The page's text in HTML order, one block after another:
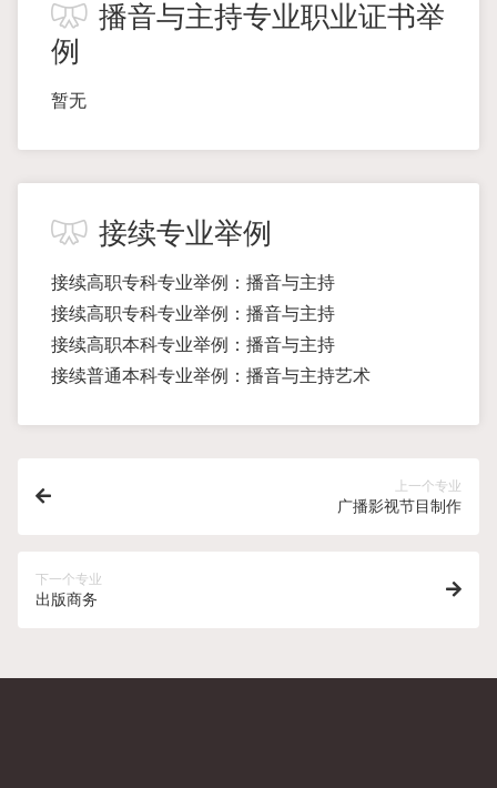
播音与主持专业职业证书举
例
暂无
接续专业举例
接续高职专科专业举例：播音与主持
接续高职专科专业举例：播音与主持
接续高职本科专业举例：播音与主持
接续普通本科专业举例：播音与主持艺术
上一个专业
广播影视节目制作
下一个专业
出版商务